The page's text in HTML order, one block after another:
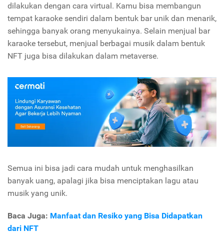
dilakukan dengan cara virtual. Kamu bisa membangun
tempat karaoke sendiri dalam bentuk bar unik dan menarik,
sehingga banyak orang menyukainya. Selain menjual bar
karaoke tersebut, menjual berbagai musik dalam bentuk
NFT juga bisa dilakukan dalam metaverse.
Semua ini bisa jadi cara mudah untuk menghasilkan
banyak uang, apalagi jika bisa menciptakan lagu atau
musik yang unik.
Baca Juga: Manfaat dan Resiko yang Bisa Didapatkan
dari NFT